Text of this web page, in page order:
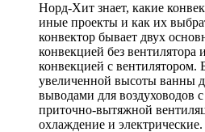
Норд-Хит знает, какие
иные проекты и как их
конвектор бывает двух
конвекцией без вентилятора
конвекцией с
увеличенной высоты ванны
выводами для воздуховодов
приточно-вытяжной
охлаждение и